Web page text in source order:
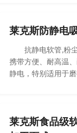
莱克斯防静电
抗静电软管,粉尘
携带方便、耐高温
静电，特别适用于
莱克斯食品级